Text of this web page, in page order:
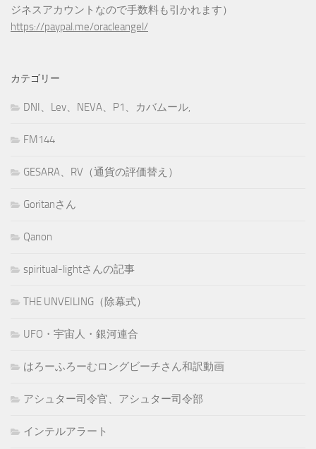
ジネスアカウントなので手数料も引かれます）
https://paypal.me/oracleangel/
カテゴリー
DNI、Lev、NEVA、P1、カバムール,
FM144
GESARA、RV（通貨の評価替え）
Goritanさん
Qanon
spiritual-lightさんの記事
THE UNVEILING（除幕式）
UFO・宇宙人・銀河連合
はろーふろーむロングビーチさん和訳動画
アシュター司令官、アシュター司令部
インテルアラート